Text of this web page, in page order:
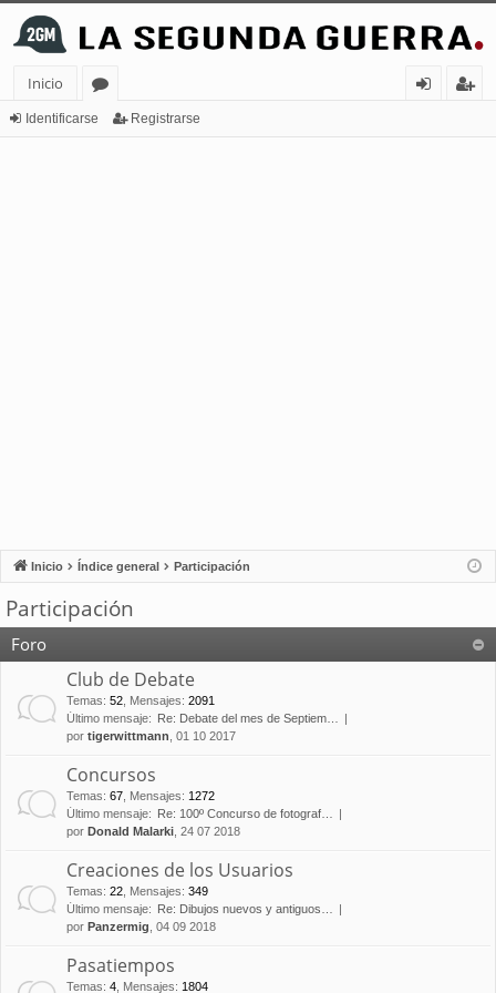
Inicio
or
Identificarse Registrarse
Inicio Índice general Participación
Participación
Foro
Club de Debate
Temas: 52 Mensajes: 2091
Último mensaje: Re: Debate del mes de Septiem…
por tigerwittmann , 01 10 2017
Concursos
Temas: 67 Mensajes: 1272
Último mensaje: Re: 100º Concurso de fotograf…
por Donald Malarki , 24 07 2018
Creaciones de los Usuarios
Temas: 22 Mensajes: 349
Último mensaje: Re: Dibujos nuevos y antiguos…
por Panzermig , 04 09 2018
Pasatiempos
Temas: 4 Mensajes: 1804